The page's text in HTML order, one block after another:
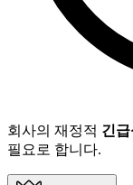
회사의 재정적 긴급
필요로 합니다.